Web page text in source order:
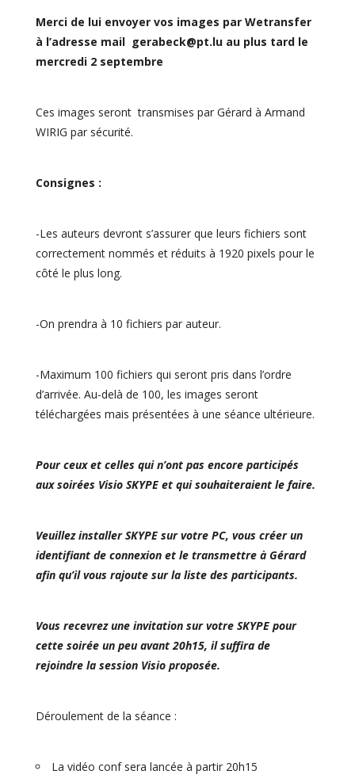
Merci de lui envoyer vos images par Wetransfer
à l’adresse mail gerabeck@pt.lu au plus tard le
mercredi 2 septembre
Ces images seront transmises par Gérard à Armand
WIRIG par sécurité.
Consignes :
-Les auteurs devront s’assurer que leurs fichiers sont
correctement nommés et réduits à 1920 pixels pour le
côté le plus long.
-On prendra à 10 fichiers par auteur.
-Maximum 100 fichiers qui seront pris dans l’ordre
d’arrivée. Au-delà de 100, les images seront
téléchargées mais présentées à une séance ultérieure.
Pour ceux et celles qui n’ont pas encore participés
aux soirées Visio SKYPE et qui souhaiteraient le faire.
Veuillez installer SKYPE sur votre PC, vous créer un
identifiant de connexion et le transmettre à Gérard
afin qu’il vous rajoute sur la liste des participants.
Vous recevrez une invitation sur votre SKYPE pour
cette soirée un peu avant 20h15, il suffira de
rejoindre la session Visio proposée.
Déroulement de la séance :
La vidéo conf sera lancée à partir 20h15